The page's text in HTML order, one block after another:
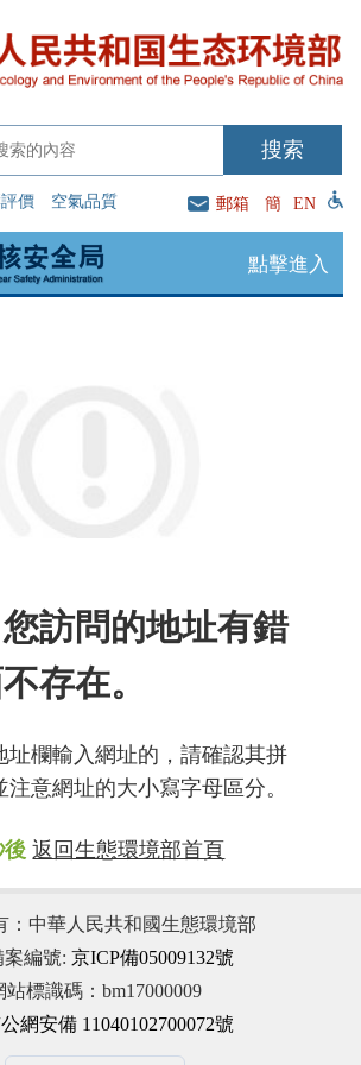
價 空氣品質 郵箱 簡 EN
點擊進入
訪問的地址有錯
存在。
址欄輸入網址的，請確認其拼
注意網址的大小寫字母區分。
後 返回生態環境部首頁
：中華人民共和國生態環境部
案編號: 京ICP備05009132號
站標識碼：bm17000009
網安備 11040102700072號